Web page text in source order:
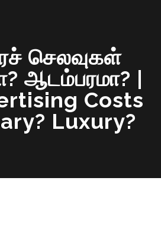
செலவுகள்
ஆடம்பரமா? |
Costs
Luxury?